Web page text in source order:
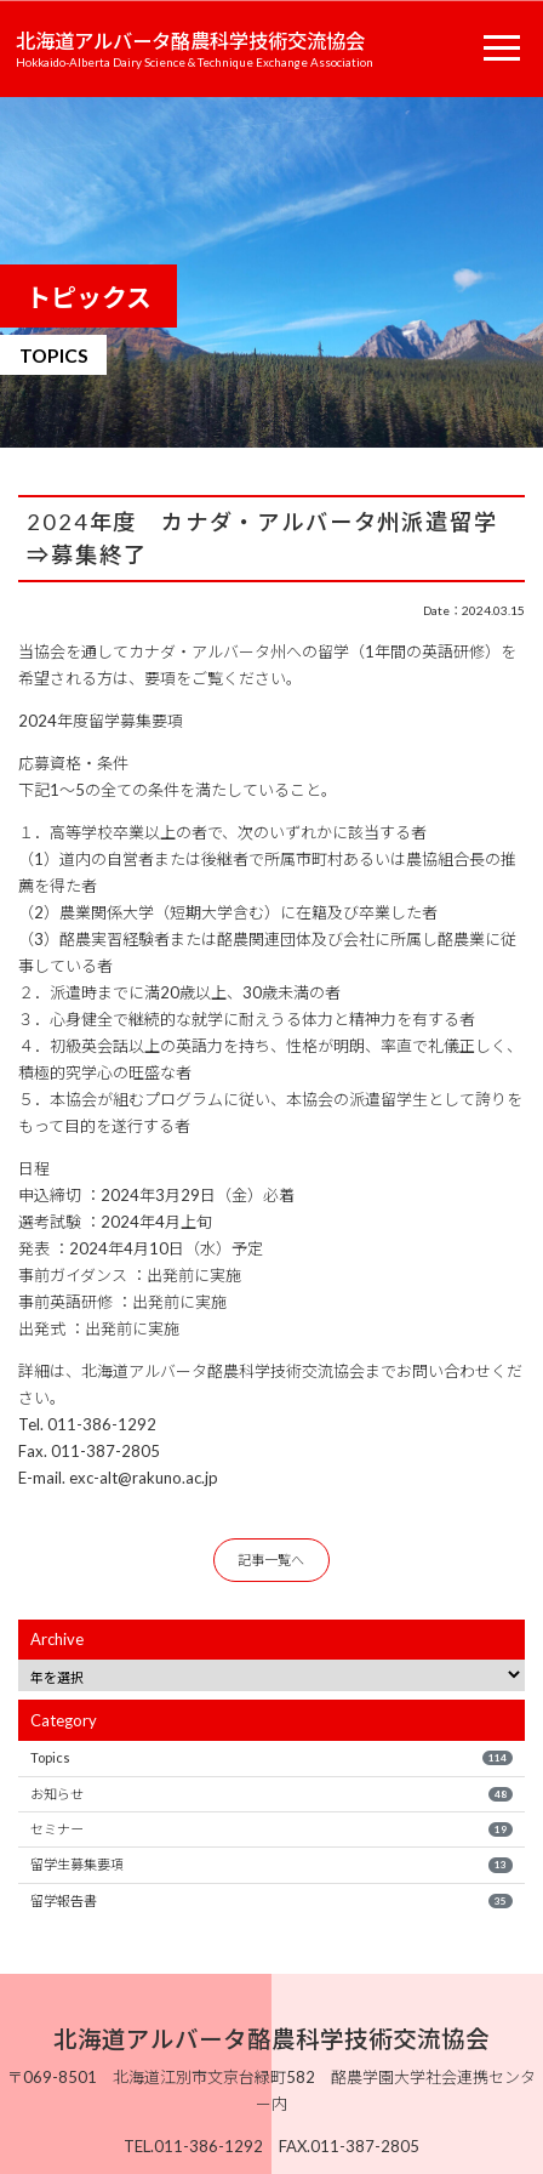
北海道アルバータ酪農科学技術交流協会
Hokkaido-Alberta Dairy Science & Technique Exchange Association
トピックス
TOPICS
2024年度 カナダ・アルバータ州派遣留学
⇒募集終了
Date：2024.03.15
当協会を通してカナダ・アルバータ州への留学（1年間の英語研修）を
希望される方は、要項をご覧ください。
2024年度留学募集要項
応募資格・条件
下記1～5の全ての条件を満たしていること。
１．高等学校卒業以上の者で、次のいずれかに該当する者
（1）道内の自営者または後継者で所属市町村あるいは農協組合長の推
薦を得た者
（2）農業関係大学（短期大学含む）に在籍及び卒業した者
（3）酪農実習経験者または酪農関連団体及び会社に所属し酪農業に従
事している者
２．派遣時までに満20歳以上、30歳未満の者
３．心身健全で継続的な就学に耐えうる体力と精神力を有する者
４．初級英会話以上の英語力を持ち、性格が明朗、率直で礼儀正しく、
積極的究学心の旺盛な者
５．本協会が組むプログラムに従い、本協会の派遣留学生として誇りを
もって目的を遂行する者
日程
申込締切 ：2024年3月29日（金）必着
選考試験 ：2024年4月上旬
発表 ：2024年4月10日（水）予定
事前ガイダンス ：出発前に実施
事前英語研修 ：出発前に実施
出発式 ：出発前に実施
詳細は、北海道アルバータ酪農科学技術交流協会までお問い合わせくだ
さい。
Tel. 011-386-1292
Fax. 011-387-2805
E-mail. exc-alt@rakuno.ac.jp
記事一覧へ
Archive
Category
Topics 114
お知らせ 48
セミナー 19
留学生募集要項 13
留学報告書 35
北海道アルバータ酪農科学技術交流協会
〒069-8501 北海道江別市文京台緑町582 酪農学園大学社会連携センタ
ー内
TEL.011-386-1292 FAX.011-387-2805